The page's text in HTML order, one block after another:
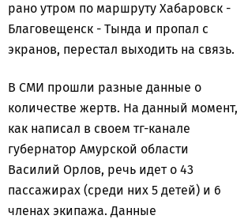
рано утром по маршруту Хабаровск -
Благовещенск - Тында и пропал с
экранов, перестал выходить на связь.
В СМИ прошли разные данные о
количестве жертв. На данный момент,
как написал в своем тг-канале
губернатор Амурской области
Василий Орлов, речь идет о 43
пассажирах (среди них 5 детей) и 6
членах экипажа. Данные